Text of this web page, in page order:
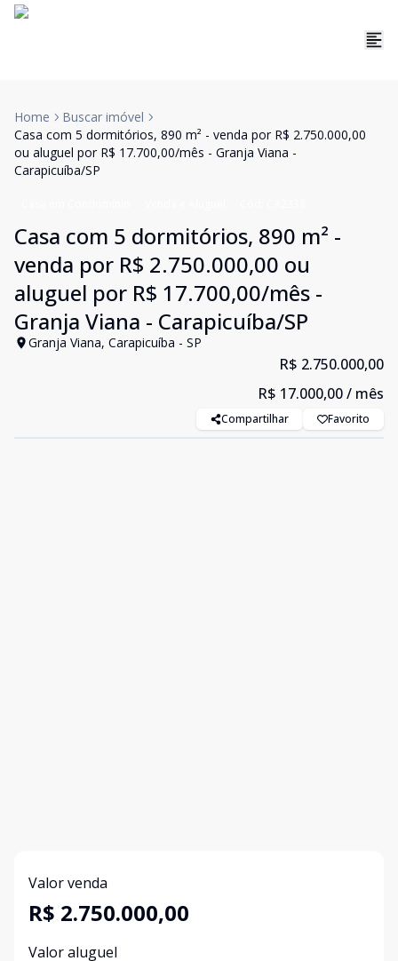
Home
Buscar imóvel
Casa com 5 dormitórios, 890 m² - venda por R$ 2.750.000,00
ou aluguel por R$ 17.700,00/mês - Granja Viana -
Carapicuíba/SP
Casa com 5 dormitórios, 890 m² -
venda por R$ 2.750.000,00 ou
aluguel por R$ 17.700,00/mês -
Granja Viana - Carapicuíba/SP
Granja Viana, Carapicuíba - SP
R$ 2.750.000,00
R$ 17.000,00/ mês
Compartilhar Favorito
Valor venda
R$ 2.750.000,00
Valor aluguel